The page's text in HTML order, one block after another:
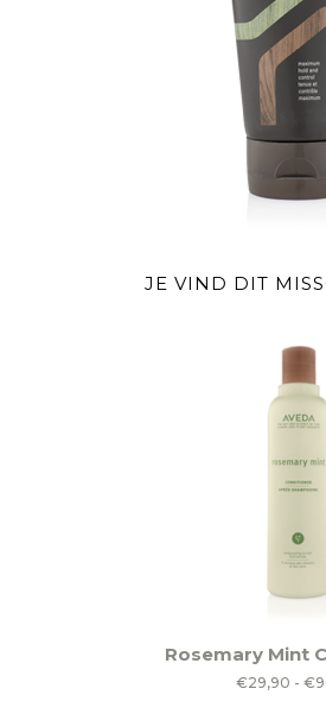
JE VIND DIT
product
Rosemary Mint
€29,90 - €